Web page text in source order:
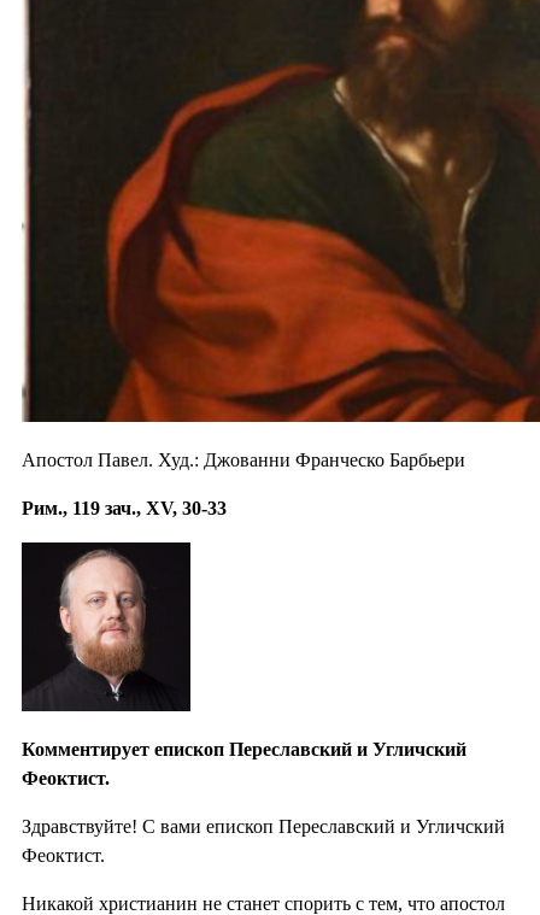
Апостол Павел. Худ.: Джованни Франческо Барбьери
Рим., 119 зач., XV, 30-33
Комментирует епископ Переславский и Угличский
Феоктист.
Здравствуйте! С вами епископ Переславский и Угличский
Феоктист.
Никакой христианин не станет спорить с тем, что апостол